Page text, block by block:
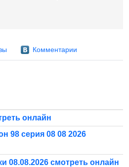
Комментарии
онлайн
98 серия 08 08 2026
08.08.2026 смотреть онлайн